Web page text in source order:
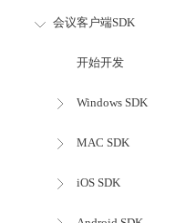
会议客户端SDK
开始开发
Windows SDK
MAC SDK
iOS SDK